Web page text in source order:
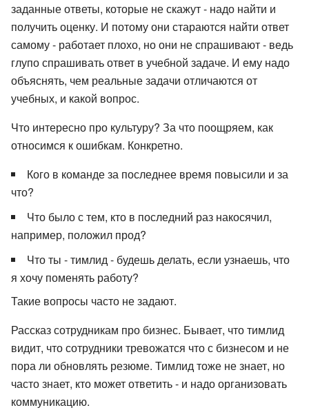
заданные ответы, которые не скажут - надо найти и
получить оценку. И потому они стараются найти ответ
самому - работает плохо, но они не спрашивают - ведь
глупо спрашивать ответ в учебной задаче. И ему надо
объяснять, чем реальные задачи отличаются от
учебных, и какой вопрос.
Что интересно про культуру? За что поощряем, как
относимся к ошибкам. Конкретно.
Кого в команде за последнее время повысили и за
что?
Что было с тем, кто в последний раз накосячил,
например, положил прод?
Что ты - тимлид - будешь делать, если узнаешь, что
я хочу поменять работу?
Такие вопросы часто не задают.
Рассказ сотрудникам про бизнес. Бывает, что тимлид
видит, что сотрудники тревожатся что с бизнесом и не
пора ли обновлять резюме. Тимлид тоже не знает, но
часто знает, кто может ответить - и надо организовать
коммуникацию.